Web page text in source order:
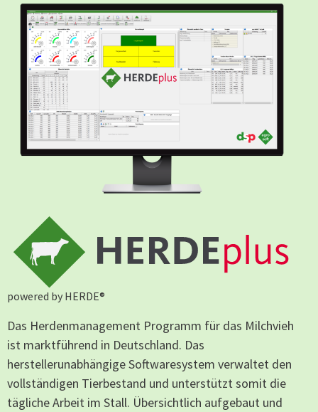
powered by HERDE®
Das Herdenmanagement Programm für das Milchvieh
ist marktführend in Deutschland. Das
herstellerunabhängige Softwaresystem verwaltet den
vollständigen Tierbestand und unterstützt somit die
tägliche Arbeit im Stall. Übersichtlich aufgebaut und